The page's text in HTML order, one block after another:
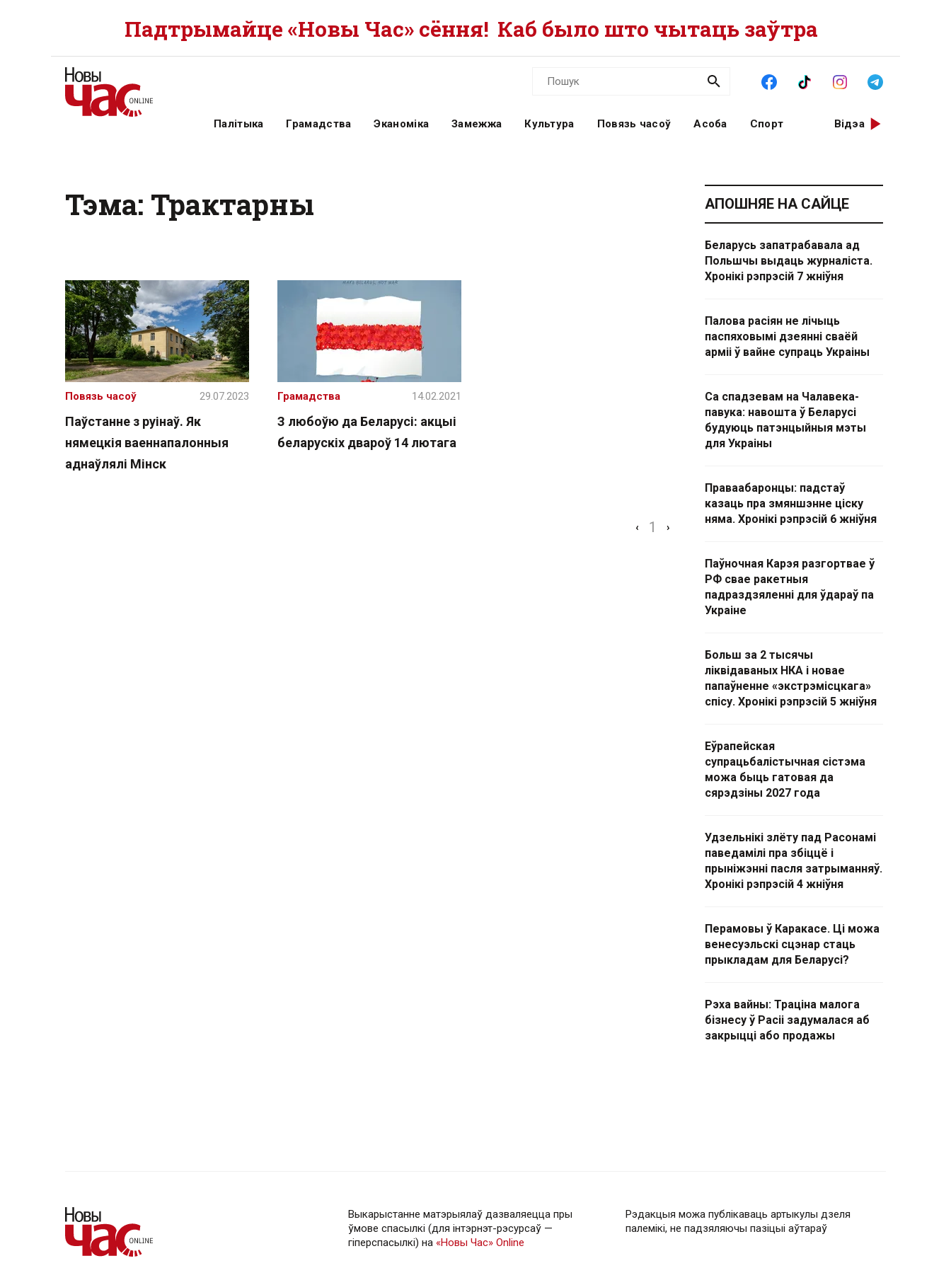
Падтрымайце «Новы Час» сёння! Каб было што чытаць заўтра
Палітыка Грамадства Эканоміка Замежжа Культура Повязь часоў Асоба Спорт Відэа
Тэма: Трактарны
Паўстанне з руінаў. Як
нямецкія ваеннапалонныя
аднаўлялі Мінск
Повязь часоў 29.07.2023
З любоўю да Беларусі: акцыі
беларускіх двароў 14 лютага
Грамадства 14.02.2021
‹ 1 ›
АПОШНЯЕ НА САЙЦЕ
Беларусь запатрабавала ад
Польшчы выдаць журналіста.
Хронікі рэпрэсій 7 жніўня
Палова расіян не лічыць
паспяховымі дзеянні сваёй
арміі ў вайне супраць Украіны
Са спадзевам на Чалавека-
павука: навошта ў Беларусі
будуюць патэнцыйныя мэты
для Украіны
Праваабаронцы: падстаў
казаць пра змяншэнне ціску
няма. Хронікі рэпрэсій 6 жніўня
Паўночная Карэя разгортвае ў
РФ свае ракетныя
падраздзяленні для ўдараў па
Украіне
Больш за 2 тысячы
ліквідаваных НКА і новае
папаўненне «экстрэмісцкага»
спісу. Хронікі рэпрэсій 5 жніўня
Еўрапейская
супрацьбалістычная сістэма
можа быць гатовая да
сярэдзіны 2027 года
Удзельнікі злёту пад Расонамі
паведамілі пра збіццё і
прыніжэнні пасля затрыманняў.
Хронікі рэпрэсій 4 жніўня
Перамовы ў Каракасе. Ці можа
венесуэльскі сцэнар стаць
прыкладам для Беларусі?
Рэха вайны: Траціна малога
бізнесу ў Расіі задумалася аб
закрыцці або продажы
Выкарыстанне матэрыялаў дазваляецца пры
ўмове спасылкі (для інтэрнэт-рэсурсаў —
гiперспасылкi) на «Новы Час» Online
Рэдакцыя можа публікаваць артыкулы дзеля
палемікі, не падзяляючы пазіцыі аўтараў